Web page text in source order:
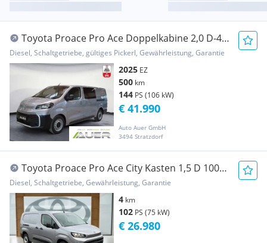
Toyota Proace Pro Ace Doppelkabine 2,0 D-4D
145 L2 Select Transporter / Kastenwagen
Diesel, Schaltgetriebe, gültiges Pickerl, Gewährleistung, Garantie
2025 EZ
500 km
144 PS (106 kW)
Auto Auer GmbH
3494 Stratzdorf
€ 41.990
Toyota Proace Pro Ace City Kasten 1,5 D 100
L2 ProWork Transporter / Kastenwagen
Diesel, Schaltgetriebe, Gewährleistung, Garantie
4 km
102 PS (75 kW)
€ 26.980